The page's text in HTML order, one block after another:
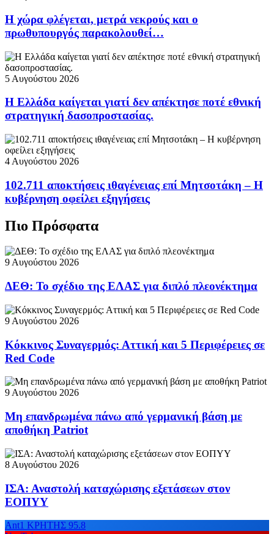
Η χώρα φλέγεται, μετρά νεκρούς και ο
πρωθυπουργός παρακολουθεί…
5 Αυγούστου 2026
Η Ελλάδα καίγεται γιατί δεν απέκτησε ποτέ εθνική
στρατηγική δασοπροστασίας.
4 Αυγούστου 2026
102.711 αποκτήσεις ιθαγένειας επί Μητσοτάκη – Η
κυβέρνηση οφείλει εξηγήσεις
Πιο Πρόσφατα
9 Αυγούστου 2026
ΔΕΘ: Το σχέδιο της ΕΛΑΣ για διπλό πλεονέκτημα
9 Αυγούστου 2026
Κόκκινος Συναγερμός: Αττική και 5 Περιφέρειες σε
Red Code
9 Αυγούστου 2026
Μη επανδρωμένα πάνω από γερμανική βάση με
αποθήκη Patriot
8 Αυγούστου 2026
ΙΣΑ: Αναστολή καταχώρισης εξετάσεων στον
ΕΟΠΥΥ
Ant1 ΚΡΗΤΗΣ 95.8